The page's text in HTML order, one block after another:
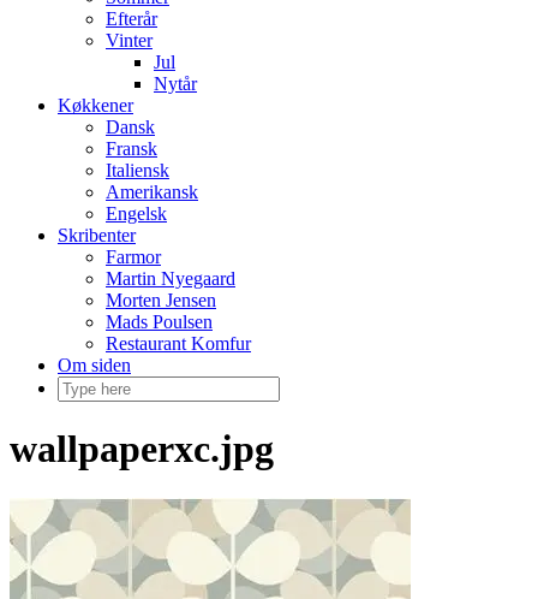
Efterår
Vinter
Jul
Nytår
Køkkener
Dansk
Fransk
Italiensk
Amerikansk
Engelsk
Skribenter
Farmor
Martin Nyegaard
Morten Jensen
Mads Poulsen
Restaurant Komfur
Om siden
wallpaperxc.jpg